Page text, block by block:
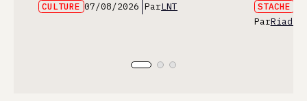
CULTURE 07/08/2026 ParLNT STACHE
ParRiad